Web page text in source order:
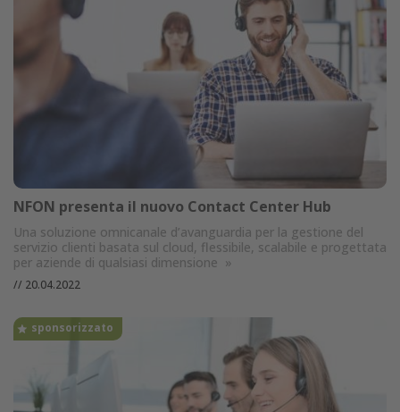
NFON presenta il nuovo Contact Center Hub
Una soluzione omnicanale d’avanguardia per la gestione del
servizio clienti basata sul cloud, flessibile, scalabile e progettata
per aziende di qualsiasi dimensione »
// 20.04.2022